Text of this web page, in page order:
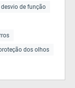
desvio de função
dos olhos